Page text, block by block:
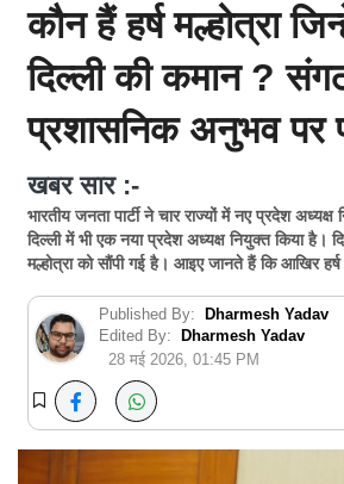
कौन हैं हर्ष मल्होत्रा
दिल्ली की कमान ?
प्रशासनिक अनुभव पर
खबर सार :-
भारतीय जनता पार्टी ने चार राज्यों में नए प्रदेश
दिल्ली में भी एक नया प्रदेश अध्यक्ष नियुक्त किया है।
मल्होत्रा ​​को सौंपी गई है। आइए जानते हैं कि आखिर हर्ष
Published By:
Dharmesh Yadav
Edited By:
Dharmesh Yadav
28 मई 2026, 01:45 PM